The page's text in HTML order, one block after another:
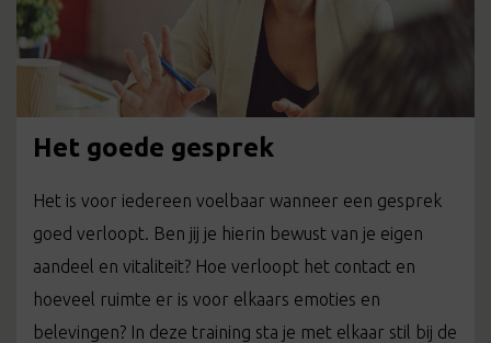
Het goede gesprek
Het is voor iedereen voelbaar wanneer een gesprek
goed verloopt. Ben jij je hierin bewust van je eigen
aandeel en vitaliteit? Hoe verloopt het contact en
hoeveel ruimte er is voor elkaars emoties en
belevingen? In deze training sta je met elkaar stil bij de